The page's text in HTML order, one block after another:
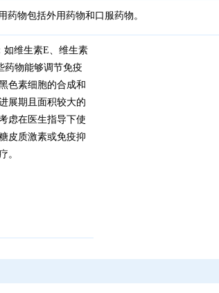
物包括外用药物和口服药物。
如维生素E、维生素
药物能够调节免疫
色素细胞的合成和
展期且面积较大的
虑在医生指导下使
皮质激素或免疫抑
。